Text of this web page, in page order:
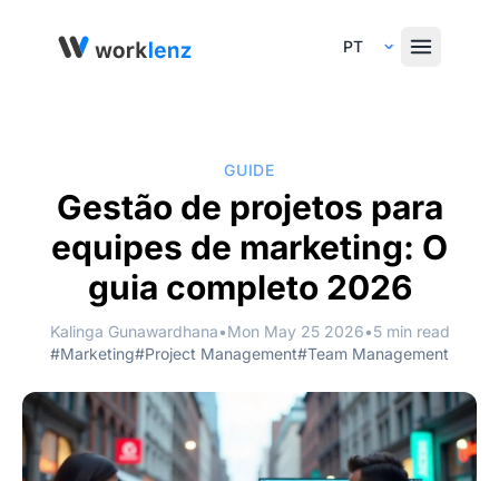
Select Language
GUIDE
Gestão de projetos para
equipes de marketing: O
guia completo 2026
Kalinga Gunawardhana•Mon May 25 2026•5 min read
#Marketing#Project Management#Team Management